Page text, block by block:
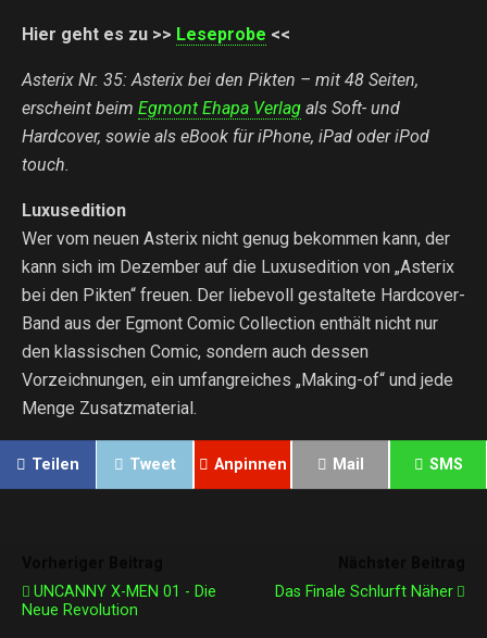
Hier geht es zu >> Leseprobe <<
Asterix Nr. 35: Asterix bei den Pikten – mit 48 Seiten,
erscheint beim Egmont Ehapa Verlag als Soft- und
Hardcover, sowie als eBook für iPhone, iPad oder iPod
touch.
Luxusedition
Wer vom neuen Asterix nicht genug bekommen kann, der
kann sich im Dezember auf die Luxusedition von „Asterix
bei den Pikten“ freuen. Der liebevoll gestaltete Hardcover-
Band aus der Egmont Comic Collection enthält nicht nur
den klassischen Comic, sondern auch dessen
Vorzeichnungen, ein umfangreiches „Making-of“ und jede
Menge Zusatzmaterial.
Teilen Tweet Anpinnen Mail SMS
UNCANNY X-MEN 01 - Die
Neue Revolution
Das Finale Schlurft Näher